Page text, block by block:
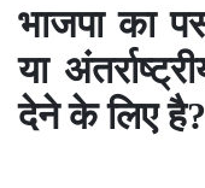
भाजपा का
या
देने के लिए है?